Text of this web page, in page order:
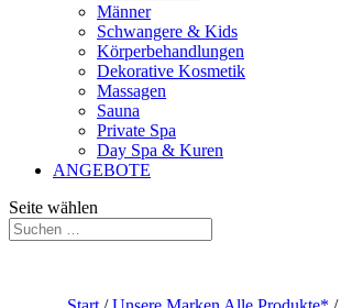
Männer
Schwangere & Kids
Körperbehandlungen
Dekorative Kosmetik
Massagen
Sauna
Private Spa
Day Spa & Kuren
ANGEBOTE
Seite wählen